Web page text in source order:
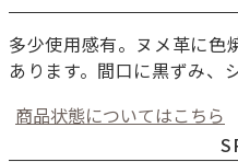
多少使用感有。ヌメ革に色
あります。間口に黒ずみ、
商品状態についてはこちら